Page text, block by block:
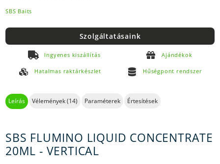
SBS Baits
Szolgáltatásaink
Ingyenes kiszállítás Ajándékok
Hatalmas raktárkészlet Hűségpont rendszer
Leírás Vélemények (14) Paraméterek Értesítések
SBS FLUMINO LIQUID CONCENTRATE
20ML - VERTICAL